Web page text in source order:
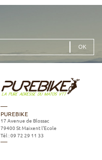
PUREBIKE
17 Avenue de Blossac
79400 St Maixent l'Ecole
Tél :09 72 29 11 33